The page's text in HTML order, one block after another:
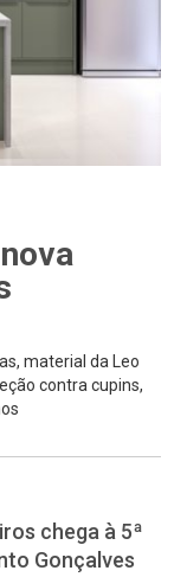
material da Leo
contra cupins,
chega à 5ª
Gonçalves